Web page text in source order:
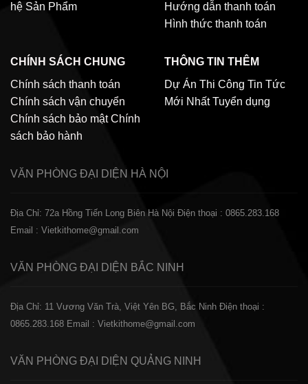
hệ Sản Phẩm
Hướng dẫn thanh toán
Hình thức thanh toán
CHÍNH SÁCH CHUNG
Chính sách thanh toán
Chính sách vận chuyển
Chính sách bảo mật Chính
sách bảo hành
THÔNG TIN THÊM
Dự Án Thi Công Tin Tức
Mới Nhất Tuyển dụng
VĂN PHÒNG ĐẠI DIỆN HÀ NỘI
Địa Chỉ: 72a Hồng Tiến Long Biên Hà Nội Điện thoại : 0865.283.168
Email : Vietkithome@gmail.com
VĂN PHÒNG ĐẠI DIỆN BẮC NINH
Địa Chỉ: 11 Vương Văn Trà, Việt Yên BG, Bắc Ninh Điện thoại :
0865.283.168 Email : Vietkithome@gmail.com
VĂN PHÒNG ĐẠI DIỆN QUẢNG NINH